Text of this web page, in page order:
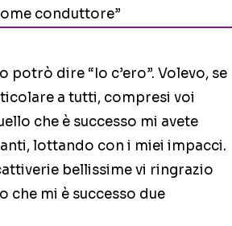
conduttore”
potrò dire “Io c’ero”. Volevo, se
a tutti, compresi voi
che è successo mi avete
lottando con i miei impacci.
bellissime vi ringrazio
che mi è successo due